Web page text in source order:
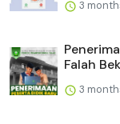
3
Falah
3